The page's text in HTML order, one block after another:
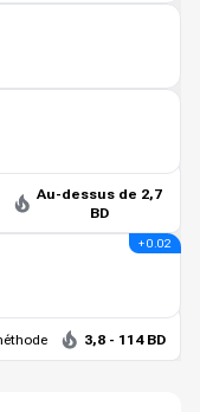
Au-dessus de 2,7
BD
+ 0.02
3,8 - 114 BD